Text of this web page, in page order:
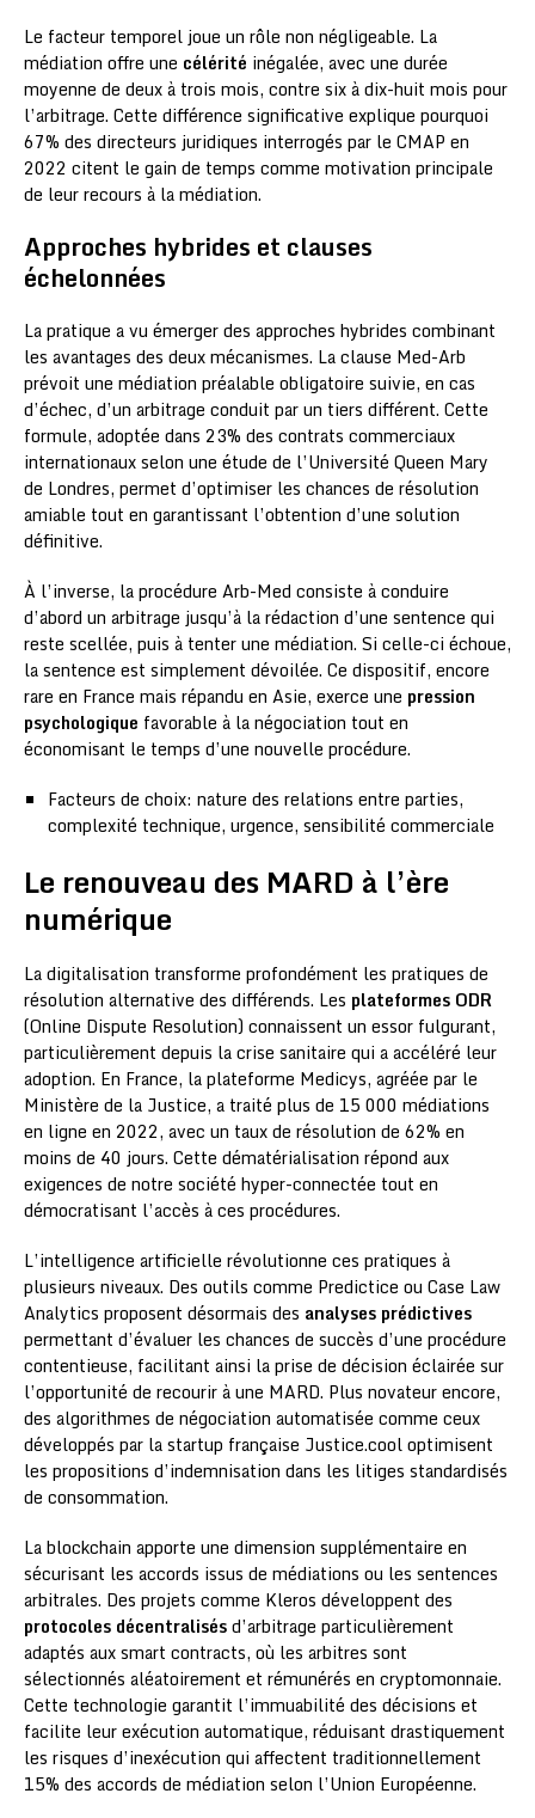
Le facteur temporel joue un rôle non négligeable. La
médiation offre une célérité inégalée, avec une durée
moyenne de deux à trois mois, contre six à dix-huit mois pour
l’arbitrage. Cette différence significative explique pourquoi
67% des directeurs juridiques interrogés par le CMAP en
2022 citent le gain de temps comme motivation principale
de leur recours à la médiation.
Approches hybrides et clauses
échelonnées
La pratique a vu émerger des approches hybrides combinant
les avantages des deux mécanismes. La clause Med-Arb
prévoit une médiation préalable obligatoire suivie, en cas
d’échec, d’un arbitrage conduit par un tiers différent. Cette
formule, adoptée dans 23% des contrats commerciaux
internationaux selon une étude de l’Université Queen Mary
de Londres, permet d’optimiser les chances de résolution
amiable tout en garantissant l’obtention d’une solution
définitive.
À l’inverse, la procédure Arb-Med consiste à conduire
d’abord un arbitrage jusqu’à la rédaction d’une sentence qui
reste scellée, puis à tenter une médiation. Si celle-ci échoue,
la sentence est simplement dévoilée. Ce dispositif, encore
rare en France mais répandu en Asie, exerce une pression
psychologique favorable à la négociation tout en
économisant le temps d’une nouvelle procédure.
Facteurs de choix: nature des relations entre parties,
complexité technique, urgence, sensibilité commerciale
Le renouveau des MARD à l’ère
numérique
La digitalisation transforme profondément les pratiques de
résolution alternative des différends. Les plateformes ODR
(Online Dispute Resolution) connaissent un essor fulgurant,
particulièrement depuis la crise sanitaire qui a accéléré leur
adoption. En France, la plateforme Medicys, agréée par le
Ministère de la Justice, a traité plus de 15 000 médiations
en ligne en 2022, avec un taux de résolution de 62% en
moins de 40 jours. Cette dématérialisation répond aux
exigences de notre société hyper-connectée tout en
démocratisant l’accès à ces procédures.
L’intelligence artificielle révolutionne ces pratiques à
plusieurs niveaux. Des outils comme Predictice ou Case Law
Analytics proposent désormais des analyses prédictives
permettant d’évaluer les chances de succès d’une procédure
contentieuse, facilitant ainsi la prise de décision éclairée sur
l’opportunité de recourir à une MARD. Plus novateur encore,
des algorithmes de négociation automatisée comme ceux
développés par la startup française Justice.cool optimisent
les propositions d’indemnisation dans les litiges standardisés
de consommation.
La blockchain apporte une dimension supplémentaire en
sécurisant les accords issus de médiations ou les sentences
arbitrales. Des projets comme Kleros développent des
protocoles décentralisésd’arbitrage particulièrement
adaptés aux smart contracts, où les arbitres sont
sélectionnés aléatoirement et rémunérés en cryptomonnaie.
Cette technologie garantit l’immuabilité des décisions et
facilite leur exécution automatique, réduisant drastiquement
les risques d’inexécution qui affectent traditionnellement
15% des accords de médiation selon l’Union Européenne.